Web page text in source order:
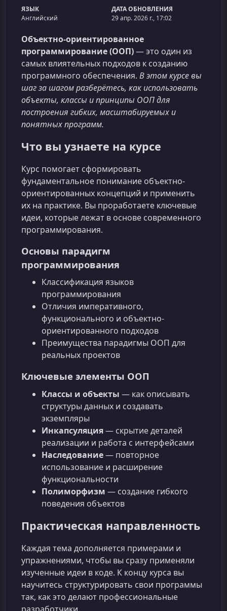
ЯЗЫК
Английский
ДАТА ОБНОВЛЕНИЯ
29 апр. 2026 г., 17:02
Объектно-ориентированное
программирование (ООП)— это один из
самых влиятельных подходов к созданию
программного обеспечения. В этом курсе вы
шаг за шагом разберётесь, как использовать
объекты, классы и принципы ООП для
построения гибких, масштабируемых и
понятных программ.
Что вы узнаете на курсе
Курс помогает сформировать
фундаментальное понимание объектно-
ориентированных концепций и применить
их на практике. Вы проработаете ключевые
идеи, которые лежат в основе современного
программирования.
Основы парадигм
программирования
Классификация языков
программирования
Отличия императивного,
функционального и объектно-
ориентированного подходов
Преимущества парадигмы ООП для
реальных проектов
Ключевые элементы ООП
Классы и объекты — как описывать
структуры данных и создавать
экземпляры
Инкапсуляция— скрытие деталей
реализации и работа с интерфейсами
Наследование— повторное
использование и расширение
функциональности
Полиморфизм — создание гибкого
поведения объектов
Практическая направленность
Каждая тема дополняется примерами и
упражнениями, чтобы вы сразу применяли
изученные идеи в коде. К концу курса вы
научитесь структурировать свои программы
так, как это делают профессиональные